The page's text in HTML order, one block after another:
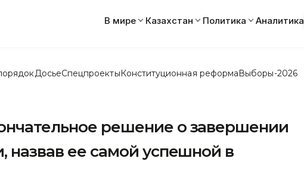
В мире Казахстан Политика Аналитика
ДосьеСпецпроектыКонституционная реформаВыборы-2026
решение о завершении
назвав ее самой успешной в